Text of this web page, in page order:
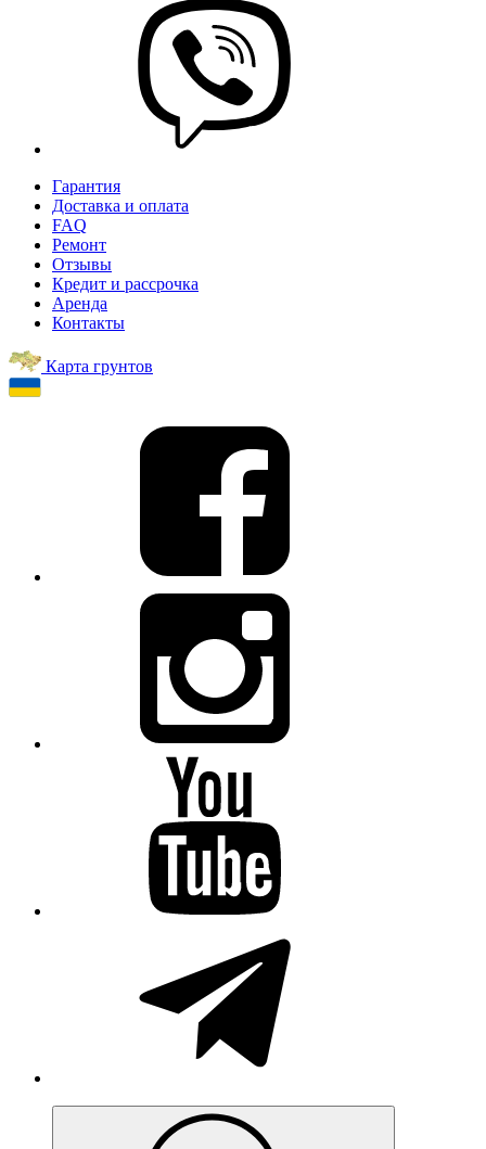
Гарантия
Доставка и оплата
FAQ
Ремонт
Отзывы
Кредит и рассрочка
Аренда
Контакты
Карта грунтов